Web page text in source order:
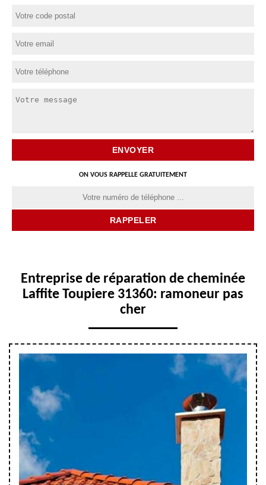
ON VOUS RAPPELLE GRATUITEMENT
Entreprise de réparation de cheminée
Laffite Toupiere 31360: ramoneur pas
cher